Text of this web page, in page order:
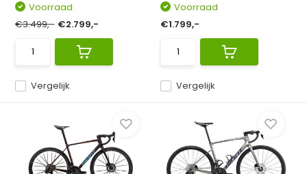
Vergelijk
Voorraad
€3.499,- €2.799,-
Vergelijk
Voorraad
€1.799,-